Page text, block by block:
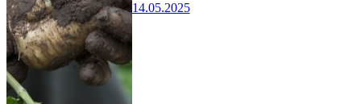
14.05.2025